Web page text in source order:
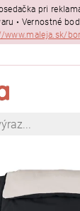
pri
• Vernostné
www.maleja.sk/